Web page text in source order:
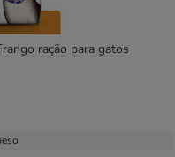
ração para gatos